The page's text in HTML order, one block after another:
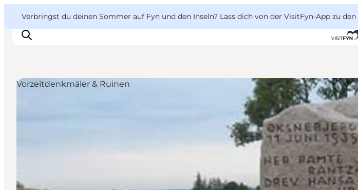
Verbringst du deinen Sommer auf Fyn und den Inseln? Lass dich von der VisitFyn-App zu
VisitFyn
Deutsch
Vorzeitdenkmäler & Ruinen